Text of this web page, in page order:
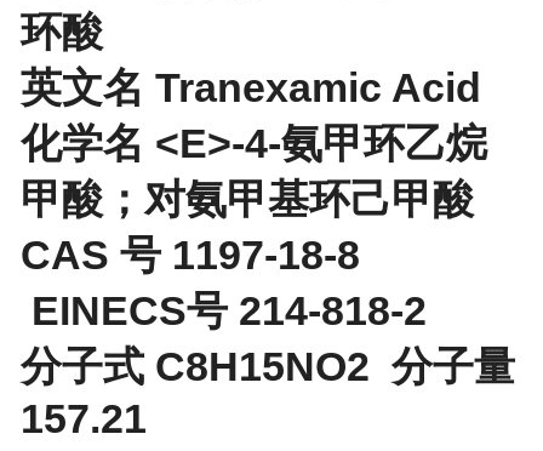
环酸
英文名 Tranexamic Acid
化学名 <E>-4-氨甲环乙烷
甲酸；对氨甲基环己甲酸
CAS 号 1197-18-8
EINECS号 214-818-2
分子式 C8H15NO2 分子量
157.21